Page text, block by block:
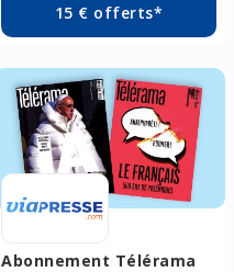
15 € offerts*
Abonnement Télérama